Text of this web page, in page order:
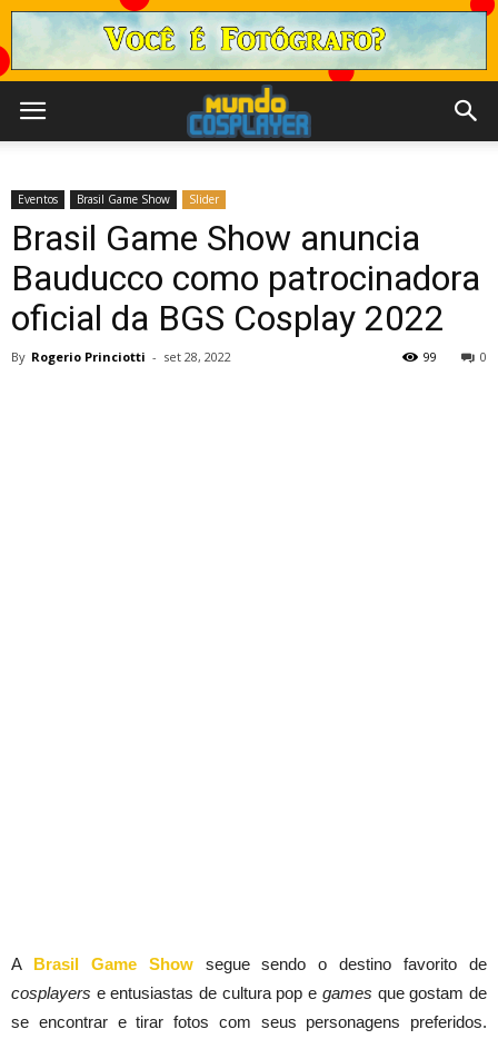
Eventos Brasil Game Show Slider
Brasil Game Show anuncia
Bauducco como patrocinadora
oficial da BGS Cosplay 2022
By Rogerio Princiotti - set 28, 2022 0
99
A Brasil Game Showsegue sendo o destino favorito de
cosplayers e entusiastas de cultura pop e games que gostam de
se encontrar e tirar fotos com seus personagens preferidos.